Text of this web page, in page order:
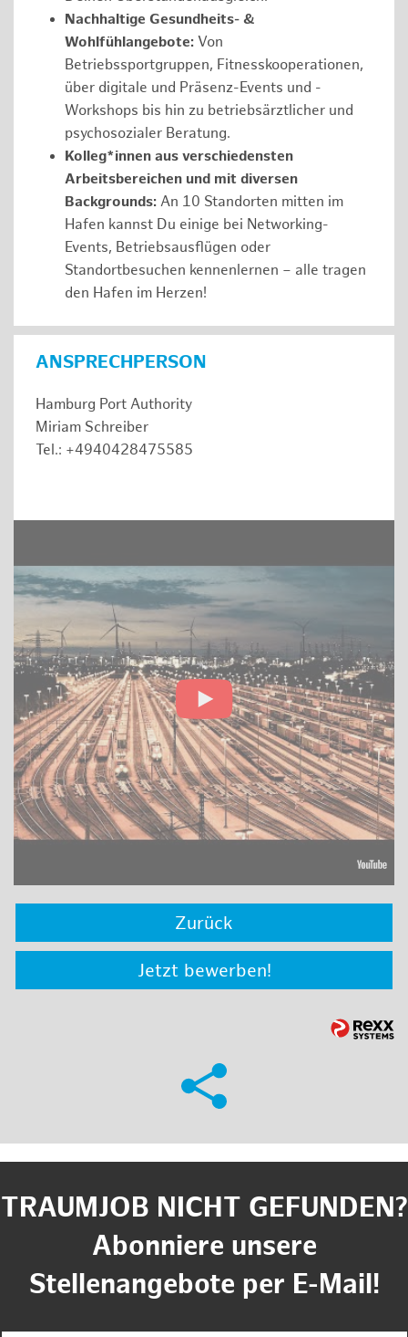
Nachhaltige Gesundheits- &
Wohlfühlangebote: Von
Betriebssportgruppen, Fitnesskooperationen,
über digitale und Präsenz-Events und -
Workshops bis hin zu betriebsärztlicher und
psychosozialer Beratung.
Kolleg*innen aus verschiedensten
Arbeitsbereichen und mit diversen
Backgrounds: An 10 Standorten mitten im
Hafen kannst Du einige bei Networking-
Events, Betriebsausflügen oder
Standortbesuchen kennenlernen – alle tragen
den Hafen im Herzen!
ANSPRECHPERSON
Hamburg Port Authority
Miriam Schreiber
Tel.: +4940428475585
Zurück
Jetzt bewerben!
TRAUMJOB NICHT GEFUNDEN?
Abonniere unsere
Stellenangebote per E-Mail!